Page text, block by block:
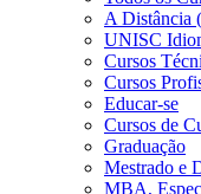
A Distância
UNISC
Cursos
Cursos
Educar-se
Cursos de
Graduação
Mestrado e
MBA,